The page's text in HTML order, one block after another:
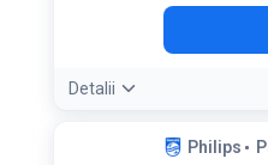
Detalii
Philips